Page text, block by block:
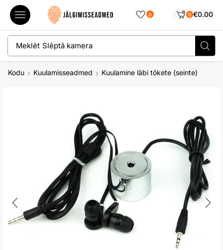
0 0 €0.00
Meklēt Slēptā kamera
Kodu Kuulamisseadmed Kuulamine läbi tõkete (seinte)